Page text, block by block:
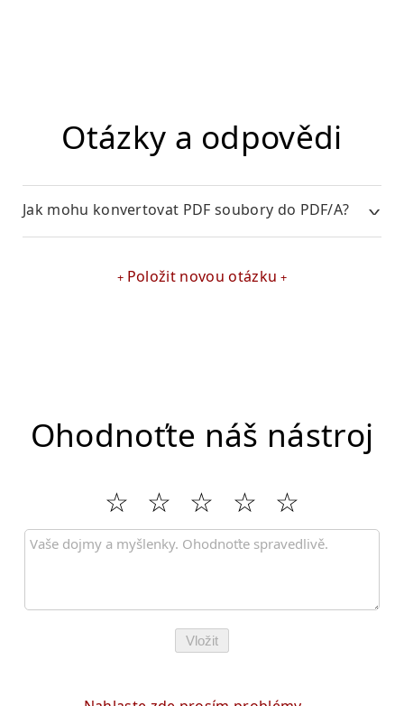
Otázky a odpovědi
Jak mohu konvertovat PDF soubory do PDF/A?
Položit novou otázku
Ohodnoťte náš nástroj
Vložit